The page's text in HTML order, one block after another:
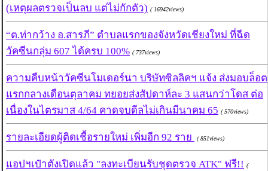
(เหตุผลตรวจเป็นลบ แต่ไม่กักตัว) ( 16942views)
“ต.ท่ากว้าง อ.สารภี” ตำบลแรกของจังหวัดเชียงใหม่ ที่ฉีด
วัคซีนกลุ่ม 607 ได้ครบ 100% ( 737views)
ความคืบหน้าวัคซีนโมเดอร์นา บริษัทซิลลิคฯ แจ้ง ส่งมอบล็อต
แรกกลางเดือนตุลาคม ทยอยส่งสัปดาห์ละ 3 แสนกว่าโดส ต่อ
เนื่องในไตรมาส 4/64 คาดจบดีลไม่เกินมีนาคม 65 ( 570views)
รายละเอียดผู้ติดเชื้อรายใหม่ เพิ่มอีก 92 ราย ( 851views)
แอปฯเป๋าตังเปิดแล้ว "ลงทะเบียนรับชุดตรวจ ATK" ฟรี!! (